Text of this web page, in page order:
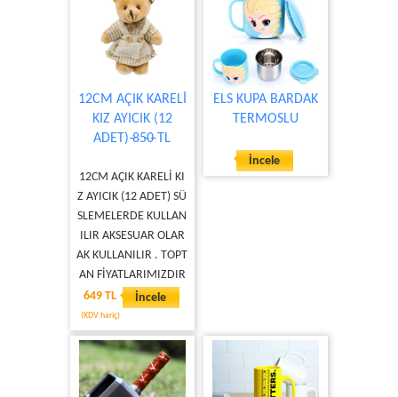
12CM AÇIK KARELİ
KIZ AYICIK (12
ADET) ̶85̶0̶ TL
12CM AÇIK KARELİ KI
Z AYICIK (12 ADET) SÜ
SLEMELERDE KULLAN
ILIR AKSESUAR OLAR
AK KULLANILIR . TOPT
AN FİYATLARIMIZDIR
649 TL
(KDV hariç)
İncele
ELS KUPA BARDAK
TERMOSLU
İncele